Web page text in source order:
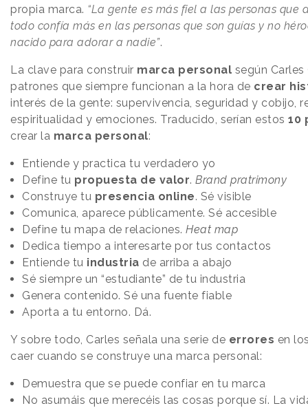
propia marca. “La gente es más fiel a las personas que
todo confía más en las personas que son guías y no
nacido para adorar a nadie”.
La clave para construir marca personal según
patrones que siempre funcionan a la hora de crear
interés de la gente: supervivencia, seguridad y cobijo,
espiritualidad y emociones. Traducido, serían estos 10
crear la marca personal:
Entiende y practica tu verdadero yo
Define tu propuesta de valor. Brand pratrimony
Construye tu presencia online. Sé visible
Comunica, aparece públicamente. Sé accesible
Define tu mapa de relaciones. Heat map
Dedica tiempo a interesarte por tus contactos
Entiende tu industria de arriba a abajo
Sé siempre un “estudiante” de tu industria
Genera contenido. Sé una fuente fiable
Aporta a tu entorno. Dá.
Y sobre todo, Carles señala una serie de errores en
caer cuando se construye una marca personal:
Demuestra que se puede confiar en tu marca
No asumáis que merecéis las cosas porque sí. La